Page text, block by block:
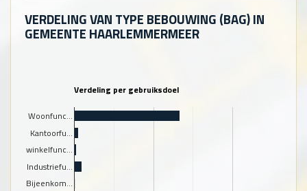
VERDELING VAN TYPE BEBOUWING (BAG) IN
GEMEENTE HAARLEMMERMEER
Verdeling per gebruiksdoel
Woonfunc…
Kantoorfu…
winkelfunc…
Industriefu…
Bijeenkom…